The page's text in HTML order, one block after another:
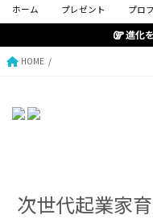
ホーム プレゼント プロ
進化
HOME
次世代起業家